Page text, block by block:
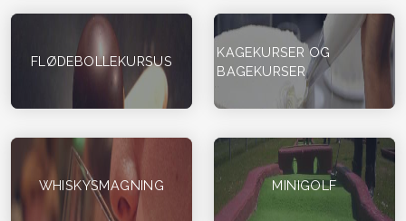
FLØDEBOLLEKURSUS
KAGEKURSER OG
BAGEKURSER
WHISKYSMAGNING MINIGOLF